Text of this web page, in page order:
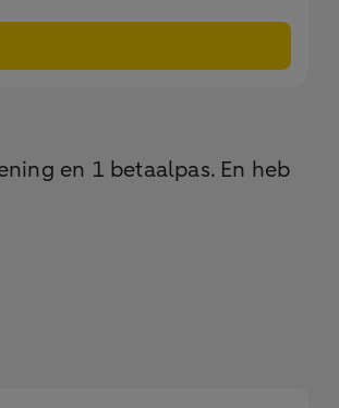
en 1 betaalpas. En heb